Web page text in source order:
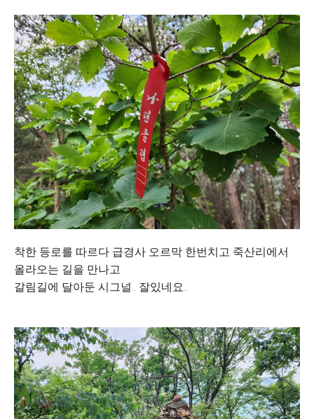
착한 등로를 따르다 급경사 오르막 한번치고 죽산리에서
올라오는 길을 만나고
갈림길에 달아둔 시그널.. 잘있네요..